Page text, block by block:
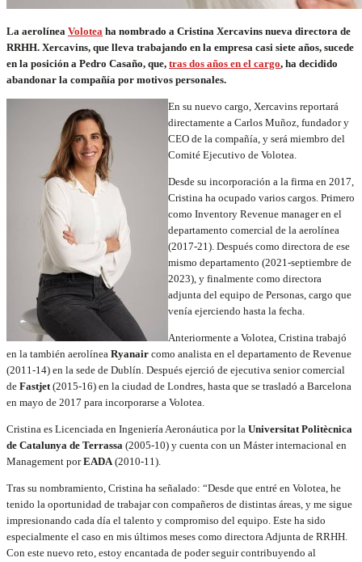
La aerolínea Volotea ha nombrado a Cristina Xercavins nueva directora de
RRHH. Xercavins, que lleva trabajando en la empresa casi siete años, sucede
en la posición a Pedro Casaño, que, tras dos años en el cargo, ha decidido
abandonar la compañía por motivos personales.
En su nuevo cargo, Xercavins reportará
directamente a Carlos Muñoz, fundador y
CEO de la compañía, y será miembro del
Comité Ejecutivo de Volotea.
Desde su incorporación a la firma en 2017,
Cristina ha ocupado varios cargos. Primero
como Inventory Revenue manager en el
departamento comercial de la aerolínea
(2017-21). Después como directora de ese
mismo departamento (2021-septiembre de
2023), y finalmente como directora
adjunta del equipo de Personas, cargo que
venía ejerciendo hasta la fecha.
Anteriormente a Volotea, Cristina trabajó
en la también aerolínea Ryanair como analista en el departamento de Revenue
(2011-14) en la sede de Dublín. Después ejerció de ejecutiva senior comercial
de Fastjet(2015-16) en la ciudad de Londres, hasta que se trasladó a Barcelona
en mayo de 2017 para incorporarse a Volotea.
Cristina es Licenciada en Ingeniería Aeronáutica por la Universitat Politècnica
de Catalunya de Terrassa (2005-10) y cuenta con un Máster internacional en
Management porEADA(2010-11).
Tras su nombramiento, Cristina ha señalado: “Desde que entré en Volotea, he
tenido la oportunidad de trabajar con compañeros de distintas áreas, y me sigue
impresionando cada día el talento y compromiso del equipo. Este ha sido
especialmente el caso en mis últimos meses como directora Adjunta de RRHH.
Con este nuevo reto, estoy encantada de poder seguir contribuyendo al